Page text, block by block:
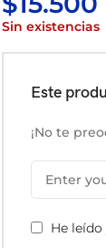
Sin existencias
Este
¡No te
He